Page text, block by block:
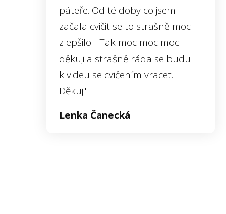
páteře. Od té doby co jsem
začala cvičit se to strašně moc
zlepšilo!!! Tak moc moc moc
děkuji a strašně ráda se budu
k videu se cvičením vracet.
Děkuji"
Lenka Čanecká